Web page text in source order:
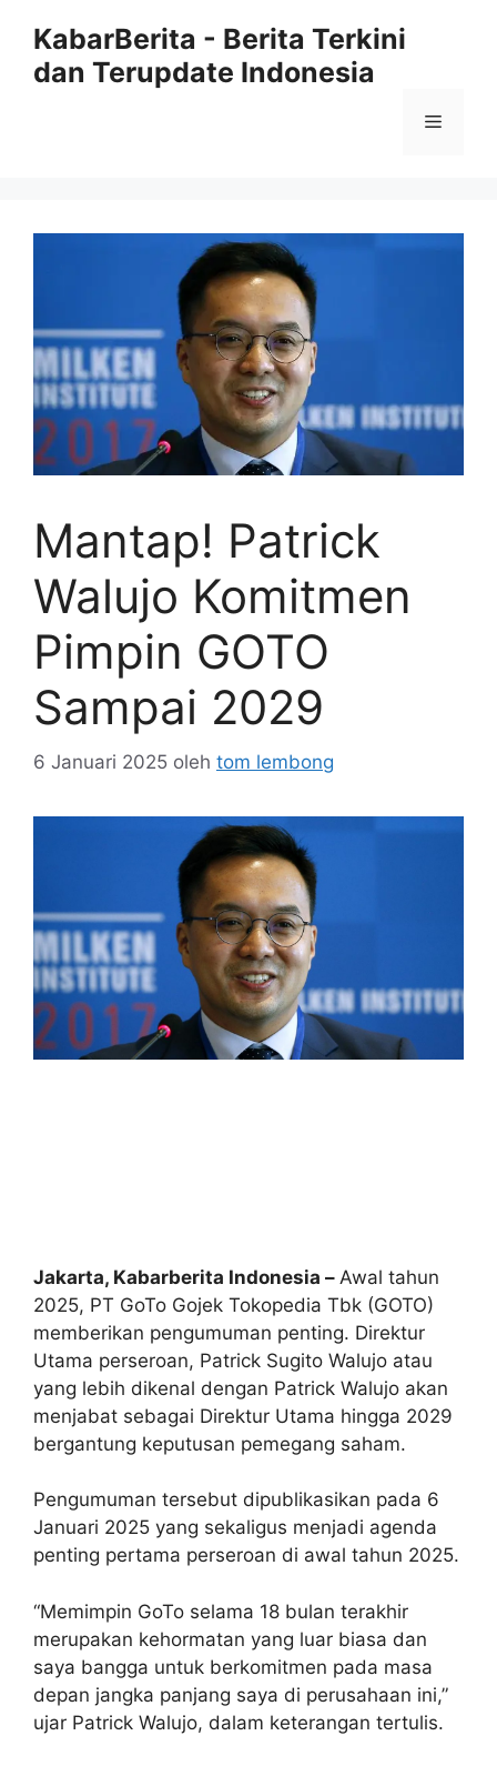
KabarBerita - Berita Terkini
dan Terupdate Indonesia
Menu
Mantap! Patrick
Walujo Komitmen
Pimpin GOTO
Sampai 2029
6 Januari 2025 oleh tom lembong
Jakarta, Kabarberita Indonesia – Awal tahun
2025, PT GoTo Gojek Tokopedia Tbk (GOTO)
memberikan pengumuman penting. Direktur
Utama perseroan, Patrick Sugito Walujo atau
yang lebih dikenal dengan Patrick Walujo akan
menjabat sebagai Direktur Utama hingga 2029
bergantung keputusan pemegang saham.
Pengumuman tersebut dipublikasikan pada 6
Januari 2025 yang sekaligus menjadi agenda
penting pertama perseroan di awal tahun 2025.
“Memimpin GoTo selama 18 bulan terakhir
merupakan kehormatan yang luar biasa dan
saya bangga untuk berkomitmen pada masa
depan jangka panjang saya di perusahaan ini,”
ujar Patrick Walujo, dalam keterangan tertulis.